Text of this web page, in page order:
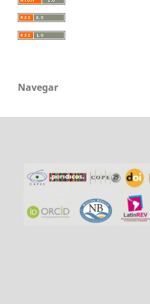
Navegar